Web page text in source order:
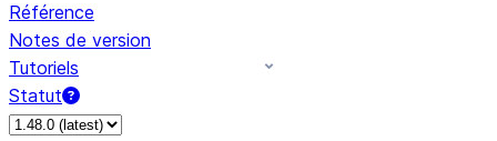
Référence
Notes de version
Tutoriels
Statut